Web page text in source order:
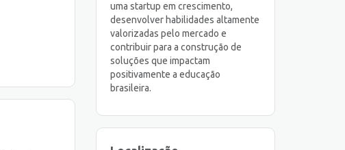
uma startup em crescimento,
desenvolver habilidades altamente
valorizadas pelo mercado e
contribuir para a construção de
soluções que impactam
positivamente a educação
brasileira.